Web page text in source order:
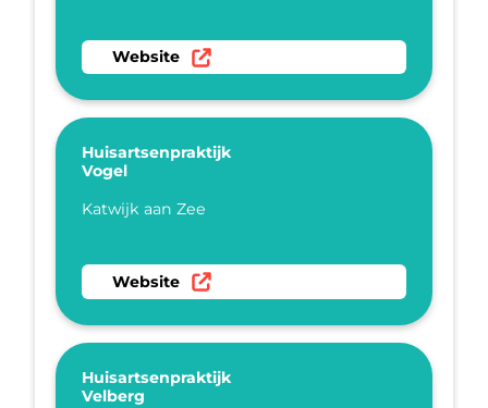
Ga naar website Huisartsen Ten Hove
Website
Huisartsenpraktijk
Vogel
Plaatsnaam
Katwijk aan Zee
Ga naar website Huisartsenpraktijk Vogel
Website
Huisartsenpraktijk
Velberg